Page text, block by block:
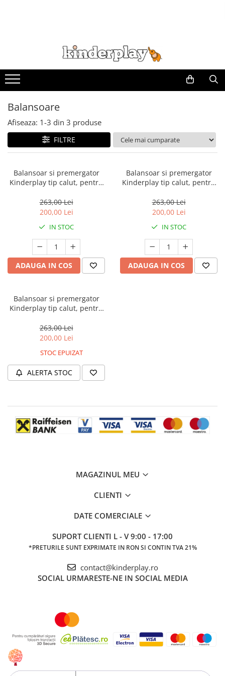
Balansoare
Afiseaza: 1-3 din 3 produse
FILTRE
Balansoar si premergator
Kinderplay tip calut, pentru
interactive, ergonomic, verde
263,00 Lei
200,00 Lei
IN STOC
ADAUGA IN COS
Balansoar si premergator
Kinderplay tip calut, pentru
interactive, ergonomic, gri
263,00 Lei
200,00 Lei
IN STOC
ADAUGA IN COS
Balansoar si premergator
Kinderplay tip calut, pentru
interactive, ergonomic,
cafeniu
263,00 Lei
200,00 Lei
STOC EPUIZAT
ALERTA STOC
MAGAZINUL MEU
CLIENTI
DATE COMERCIALE
SUPORT CLIENTI L - V 9:00 - 17:00
*PRETURILE SUNT EXPRIMATE IN RON SI CONTIN TVA 21%
contact@kinderplay.ro
SOCIAL URMARESTE-NE IN SOCIAL MEDIA